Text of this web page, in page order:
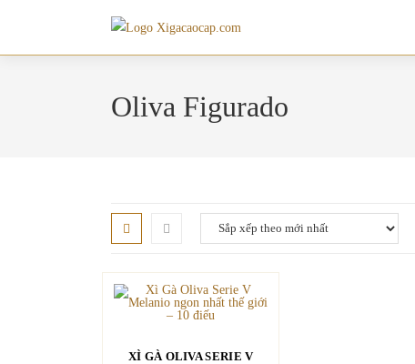
content
Oliva Figurado
THÊM VÀO GIỎ HÀNG
XÌ GÀ OLIVA SERIE V